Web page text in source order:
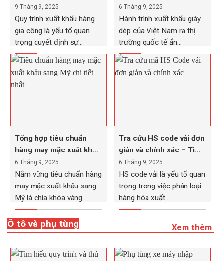
bước nào?
9 Tháng 9, 2025
Quy trình xuất khẩu hàng
gia công là yếu tố quan
trọng quyết định sự...
doanh nghiệp
6 Tháng 9, 2025
Hành trình xuất khẩu giày
dép của Việt Nam ra thị
trường quốc tế ẩn...
Tổng hợp tiêu chuẩn
hàng may mặc xuất khẩu
sang Mỹ cần biết
6 Tháng 9, 2025
Nắm vững tiêu chuẩn hàng
may mặc xuất khẩu sang
Mỹ là chìa khóa vàng...
Tra cứu HS code vải đơn
giản và chính xác – Tìm
hiểu ngay!
6 Tháng 9, 2025
HS code vải là yếu tố quan
trọng trong việc phân loại
hàng hóa xuất...
Ô tô và phụ tùng Xem thêm